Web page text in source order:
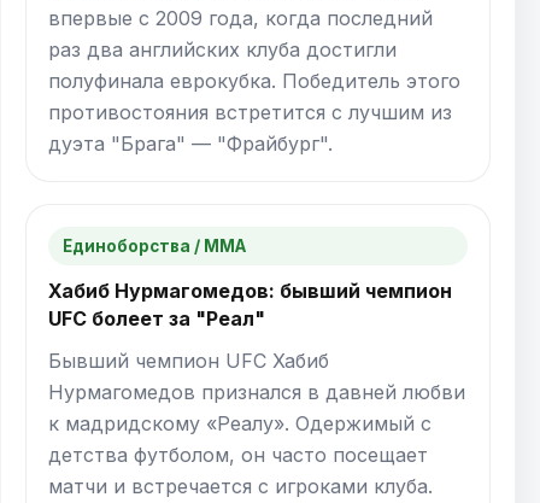
впервые с 2009 года, когда последний
раз два английских клуба достигли
полуфинала еврокубка. Победитель этого
противостояния встретится с лучшим из
дуэта "Брага" — "Фрайбург".
Единоборства / ММА
Хабиб Нурмагомедов: бывший чемпион
UFC болеет за "Реал"
Бывший чемпион UFC Хабиб
Нурмагомедов признался в давней любви
к мадридскому «Реалу». Одержимый с
детства футболом, он часто посещает
матчи и встречается с игроками клуба.